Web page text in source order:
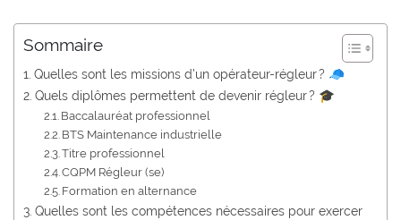
Sommaire
Quelles sont les missions d’un opérateur-régleur ? 🧢
Quels diplômes permettent de devenir régleur ? 🎓
Baccalauréat professionnel
BTS Maintenance industrielle
Titre professionnel
CQPM Régleur (se)
Formation en alternance
Quelles sont les compétences nécessaires pour exercer